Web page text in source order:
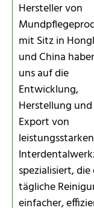
Hersteller von
mit Sitz in
und China
uns auf die
Entwicklung,
Herstellung
Export von
leistungsstarken
spezialisiert, die
tägliche
einfacher,